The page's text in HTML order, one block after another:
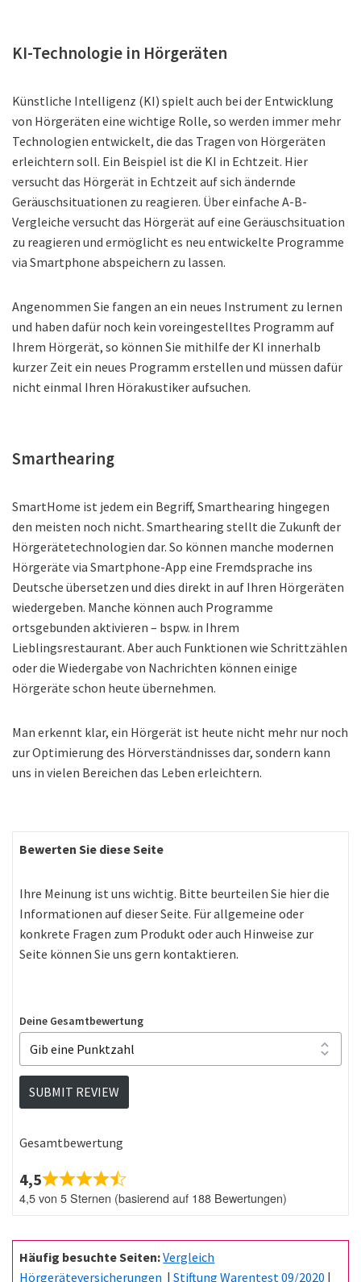
KI-Technologie in Hörgeräten
Künstliche Intelligenz (KI) spielt auch bei der Entwicklung
von Hörgeräten eine wichtige Rolle, so werden immer mehr
Technologien entwickelt, die das Tragen von Hörgeräten
erleichtern soll. Ein Beispiel ist die KI in Echtzeit. Hier
versucht das Hörgerät in Echtzeit auf sich ändernde
Geräuschsituationen zu reagieren. Über einfache A-B-
Vergleiche versucht das Hörgerät auf eine Geräuschsituation
zu reagieren und ermöglicht es neu entwickelte Programme
via Smartphone abspeichern zu lassen.
Angenommen Sie fangen an ein neues Instrument zu lernen
und haben dafür noch kein voreingestelltes Programm auf
Ihrem Hörgerät, so können Sie mithilfe der KI innerhalb
kurzer Zeit ein neues Programm erstellen und müssen dafür
nicht einmal Ihren Hörakustiker aufsuchen.
Smarthearing
SmartHome ist jedem ein Begriff, Smarthearing hingegen
den meisten noch nicht. Smarthearing stellt die Zukunft der
Hörgerätetechnologien dar. So können manche modernen
Hörgeräte via Smartphone-App eine Fremdsprache ins
Deutsche übersetzen und dies direkt in auf Ihren Hörgeräten
wiedergeben. Manche können auch Programme
ortsgebunden aktivieren – bspw. in Ihrem
Lieblingsrestaurant. Aber auch Funktionen wie Schrittzählen
oder die Wiedergabe von Nachrichten können einige
Hörgeräte schon heute übernehmen.
Man erkennt klar, ein Hörgerät ist heute nicht mehr nur noch
zur Optimierung des Hörverständnisses dar, sondern kann
uns in vielen Bereichen das Leben erleichtern.
Bewerten Sie diese Seite
Ihre Meinung ist uns wichtig. Bitte beurteilen Sie hier die
Informationen auf dieser Seite. Für allgemeine oder
konkrete Fragen zum Produkt oder auch Hinweise zur
Seite können Sie uns gern kontaktieren.
Deine Gesamtbewertung
SUBMIT REVIEW
Gesamtbewertung
4,5
4,5 von 5 Sternen (basierend auf 188 Bewertungen)
Häufig besuchte Seiten:Vergleich
Hörgeräteversicherungen |Stiftung Warentest 09/2020 |